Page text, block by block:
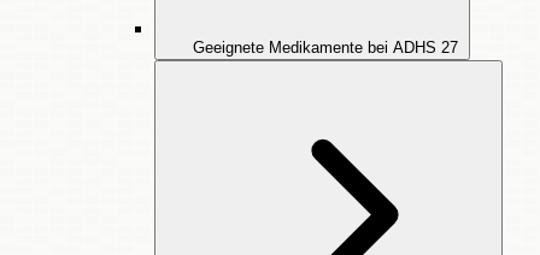
Geeignete Medikamente bei ADHS 27